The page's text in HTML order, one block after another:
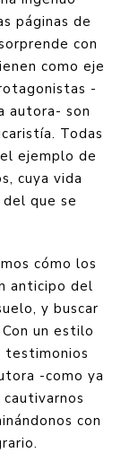
páginas de
con
como eje
-
autora- son
Todas
ejemplo de
cuya vida
que se
cómo los
anticipo del
y buscar
un estilo
testimonios
-como ya
con